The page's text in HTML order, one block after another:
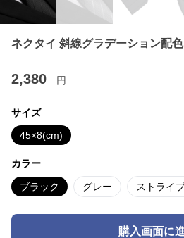
ネクタイ 斜線グラデーション配
2,380 円
サイズ
45×8(cm)
カラー
ブラック グレー ストライ
購入画面に